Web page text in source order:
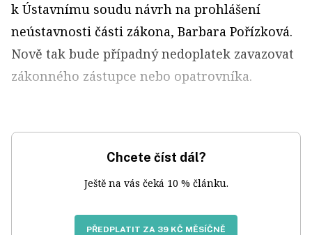
k Ústavnímu soudu návrh na prohlášení
neústavnosti části zákona, Barbara Pořízková.
Nově tak bude případný nedoplatek zavazovat
zákonného zástupce nebo opatrovníka.
Chcete číst dál?
Ještě na vás čeká 10 % článku.
PŘEDPLATIT ZA 39 KČ MĚSÍČNĚ